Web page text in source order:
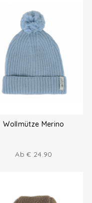
Wollmütze Merino
Ab€ 24.90